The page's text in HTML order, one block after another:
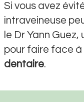
Si vous avez
intraveineuse
le Dr Yann
pour faire face à
dentaire.